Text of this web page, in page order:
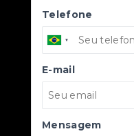
Telefone
E-mail
Mensagem